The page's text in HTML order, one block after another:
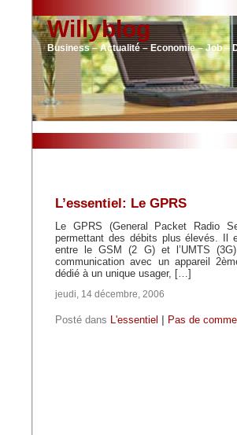
Willyblog
Business – Actualité – Economie – Job –
L’essentiel: Le GPRS
Le GPRS (General Packet Radio
permettant des débits plus élevés. Il
entre le GSM (2 G) et l’UMTS
communication avec un appareil
dédié à un unique usager, […]
jeudi, 14 décembre, 2006
Posté dans L'essentiel Pas de